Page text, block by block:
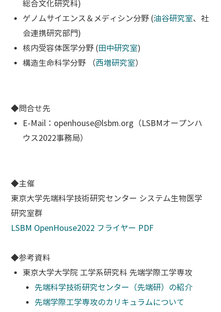
総合文化研究科)
ゲノムサイエンス＆メディシン分野 (油谷研究室、社
会連携研究部門)
核内受容体医学分野 (田中研究室)
構造生命科学分野 （西増研究室）
◆問合せ先
E-Mail：openhouse@lsbm.org（LSBMオープンハ
ウス2022事務局）
◆主催
東京大学先端科学技術研究センター システム生物医学
研究室群
LSBM OpenHouse2022 フライヤー PDF
◆参考資料
東京大学大学院 工学系研究科 先端学際工学専攻
先端科学技術研究センター（先端研）の紹介
先端学際工学専攻のカリキュラムについて